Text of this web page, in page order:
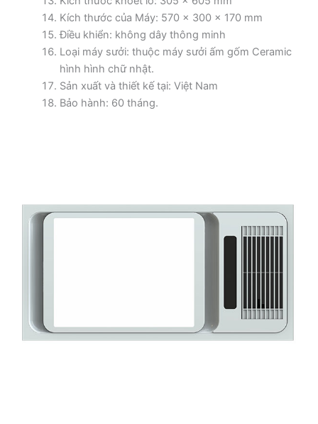
Kích thước của Máy: 570 x 300 x 170 mm
Điều khiển: không dây thông minh
Loại máy sưởi: thuộc máy sưởi ấm gốm Ceramic
hình hình chữ nhật.
Sản xuất và thiết kế tại: Việt Nam
Bảo hành: 60 tháng.